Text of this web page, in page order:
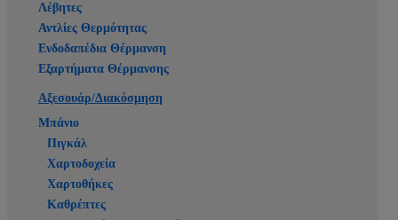
Λέβητες
Αντλίες Θερμότητας
Ενδοδαπέδια Θέρμανση
Εξαρτήματα Θέρμανσης
Αξεσουάρ/Διακόσμηση
Μπάνιο
Πιγκάλ
Χαρτοδοχεία
Χαρτοθήκες
Καθρέπτες